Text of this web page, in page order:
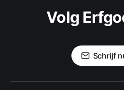
Volg
Schrijf